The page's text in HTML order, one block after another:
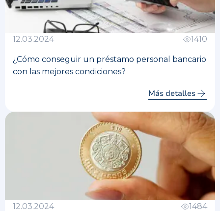
12.03.2024 1410
¿Cómo conseguir un préstamo personal bancario
con las mejores condiciones?
Más detalles
12.03.2024 1484